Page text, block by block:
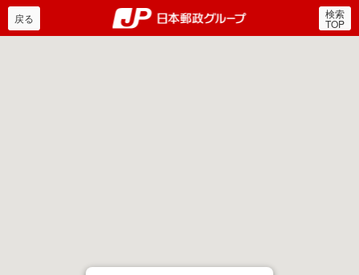
郵便局・日本郵政グルー
戻る 検索
TOP